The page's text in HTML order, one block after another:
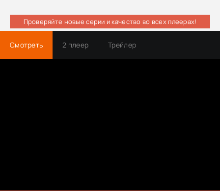
Проверяйте новые серии и качество во всех плеерах!
Смотреть 2 плеер Трейлер